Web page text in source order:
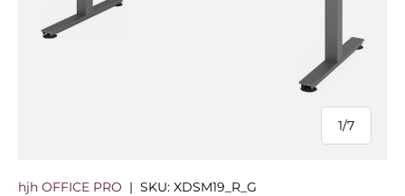
1/
von
7
hjh OFFICE PRO | SKU: XDSM19_R_G